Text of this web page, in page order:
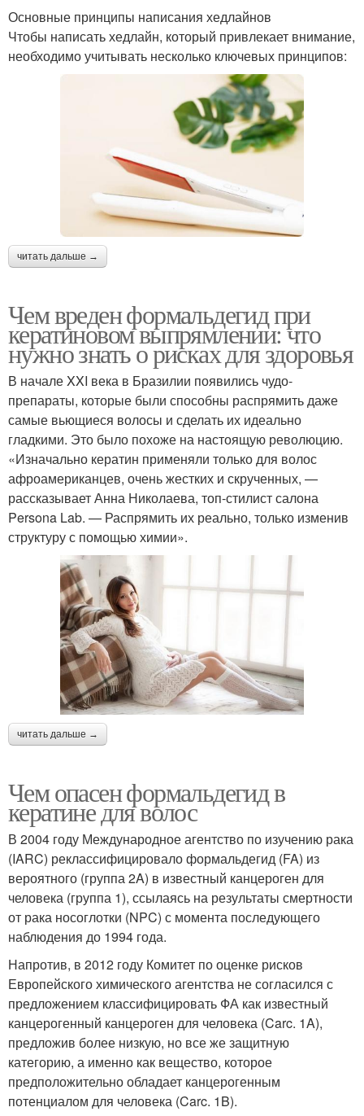
Основные принципы написания хедлайнов
Чтобы написать хедлайн, который привлекает внимание,
необходимо учитывать несколько ключевых принципов:
читать дальше →
Чем вреден формальдегид при
кератиновом выпрямлении: что
нужно знать о рисках для здоровья
В начале XXI века в Бразилии появились чудо-
препараты, которые были способны распрямить даже
самые вьющиеся волосы и сделать их идеально
гладкими. Это было похоже на настоящую революцию.
«Изначально кератин применяли только для волос
афроамериканцев, очень жестких и скрученных, —
рассказывает Анна Николаева, топ-стилист салона
Persona Lab. — Распрямить их реально, только изменив
структуру с помощью химии».
читать дальше →
Чем опасен формальдегид в
кератине для волос
В 2004 году Международное агентство по изучению рака
(IARC) реклассифицировало формальдегид (FA) из
вероятного (группа 2A) в известный канцероген для
человека (группа 1), ссылаясь на результаты смертности
от рака носоглотки (NPC) с момента последующего
наблюдения до 1994 года.
Напротив, в 2012 году Комитет по оценке рисков
Европейского химического агентства не согласился с
предложением классифицировать ФА как известный
канцерогенный канцероген для человека (Carc. 1A),
предложив более низкую, но все же защитную
категорию, а именно как вещество, которое
предположительно обладает канцерогенным
потенциалом для человека (Carc. 1B).